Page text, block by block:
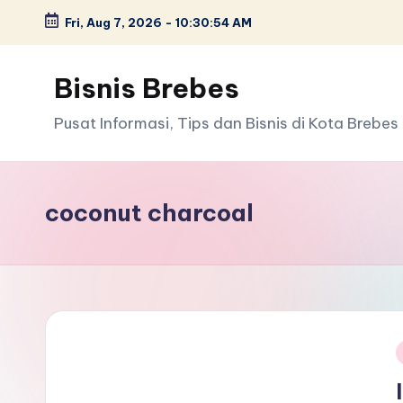
Skip
content
Fri, Aug 7, 2026 - 10:30:54 AM
Bisnis Brebes
Pusat Informasi, Tips dan Bisnis di Kota Brebes
coconut charcoal